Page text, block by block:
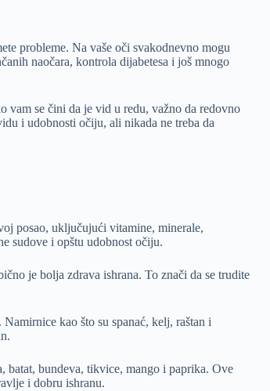
probleme. Na vaše oči svakodnevno mogu
naočara, kontrola dijabetesa i još mnogo
vam se čini da je vid u redu, važno da redovno
i udobnosti očiju, ali nikada ne treba da
posao, uključujući vitamine, minerale,
sudove i opštu udobnost očiju.
je bolja zdrava ishrana. To znači da se trudite
kao što su spanać, kelj, raštan i
batat, bundeva, tikvice, mango i paprika. Ove
i dobru ishranu.